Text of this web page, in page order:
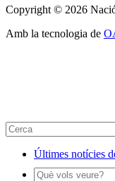
Copyright © 2026
Amb la tecnologia de
Últimes notícies